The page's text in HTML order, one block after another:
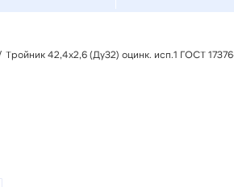
Тройник 42,4х2,6 (Ду32) оцинк. исп.1 ГОСТ